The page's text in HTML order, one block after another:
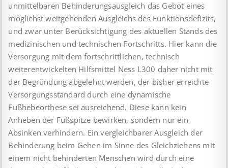
unmittelbaren Behinderungsausgleich das Gebot eines
möglichst weitgehenden Ausgleichs des Funktionsdefizits,
und zwar unter Berücksichtigung des aktuellen Stands des
medizinischen und technischen Fortschritts. Hier kann die
Versorgung mit dem fortschrittlichen, technisch
weiterentwickelten Hilfsmittel Ness L300 daher nicht mit
der Begründung abgelehnt werden, der bisher erreichte
Versorgungsstandard durch eine dynamische
Fußhebeorthese sei ausreichend. Diese kann kein
Anheben der Fußspitze bewirken, sondern nur ein
Absinken verhindern. Ein vergleichbarer Ausgleich der
Behinderung beim Gehen im Sinne des Gleichziehens mit
einem nicht behinderten Menschen wird durch eine